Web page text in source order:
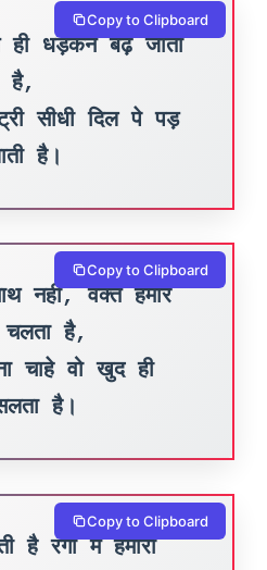
ही धड़कन बढ़ जाती
है,
सीधी दिल पे पड़
है।
Copy to Clipboard
नहीं, वक्त हमारे
है,
चाहे वो खुद ही
है।
Copy to Clipboard
है रगों में हमारी
Copy to Clipboard